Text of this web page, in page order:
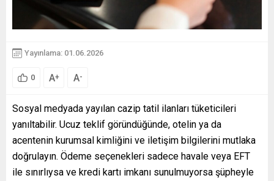
Yayınlama: 01.06.2026
0 A+ A-
Sosyal medyada yayılan cazip tatil ilanları tüketicileri
yanıltabilir. Ucuz teklif göründüğünde, otelin ya da
acentenin kurumsal kimliğini ve iletişim bilgilerini mutlaka
doğrulayın. Ödeme seçenekleri sadece havale veya EFT
ile sınırlıysa ve kredi kartı imkanı sunulmuyorsa şüpheyle